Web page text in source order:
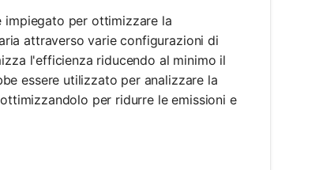
impiegato per ottimizzare la
attraverso varie configurazioni di
l'efficienza riducendo al minimo il
essere utilizzato per analizzare la
per ridurre le emissioni e